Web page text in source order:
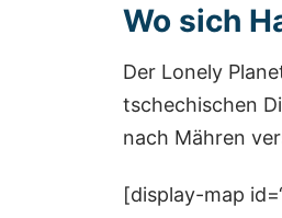
Wo sich
Der Lonely
tschechischen
nach Mähren
[display-map